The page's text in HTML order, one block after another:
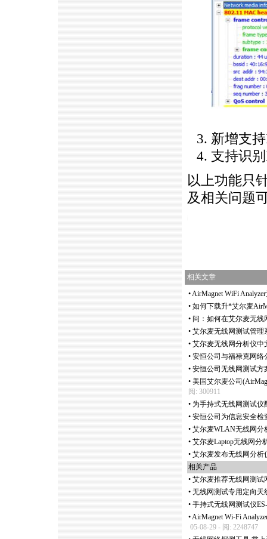
新增支
支持识
以上功能只
及相关问题
相关文章
•AirMagnet WiFi
• 如何下载升*艾尔麦
• 问：如何在艾尔麦无线
• 艾尔麦无线网测试管理
• 艾尔麦无线网分析仪中
• 安恒公司与福禄克网络
• 安恒公司无线网测试方
• 美国艾尔麦公司
阅: 300911
• 为手持式无线网测试
• 安恒公司为信息安全检
• 艾尔麦WLAN无线网分
• 艾尔麦Laptop无线网分
• 艾尔麦发布无线网分析
相关产品
• 艾尔麦推荐无线网测试
• 无线网测试专用定向天
• 手持式无线网测试仪
•AirMagnet Wi-Fi
05-08-29 - 阅: 2248747